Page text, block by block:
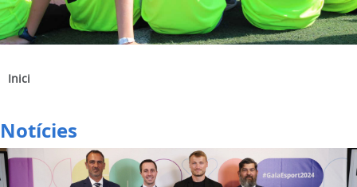
Inici
Notícies